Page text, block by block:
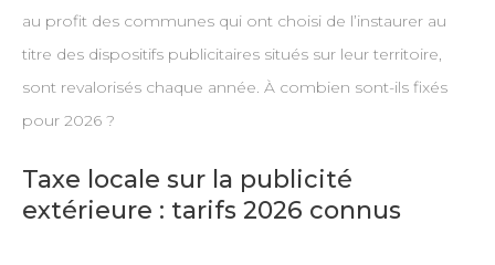
au profit des communes qui ont choisi de l’instaurer au
titre des dispositifs publicitaires situés sur leur territoire,
sont revalorisés chaque année. À combien sont-ils fixés
pour 2026 ?
Taxe locale sur la publicité
extérieure : tarifs 2026 connus